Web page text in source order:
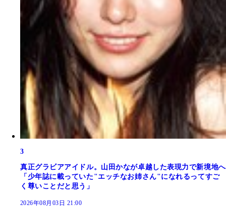
3
真正グラビアアイドル。山田かなが卓越した表現力で新境地へ
「少年誌に載っていた"エッチなお姉さん"になれるってすご
く尊いことだと思う」
2026年08月03日 21:00